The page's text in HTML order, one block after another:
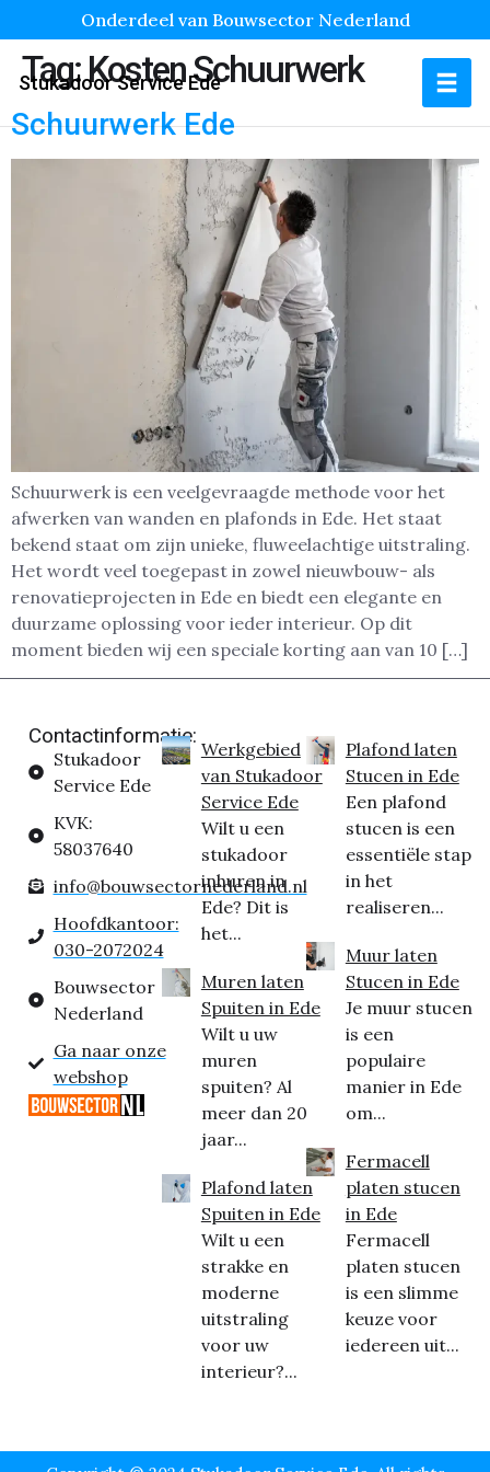
Onderdeel van Bouwsector Nederland
Stukadoor Service Ede
Tag:Kosten Schuurwerk
Schuurwerk Ede
Schuurwerk is een veelgevraagde methode voor het
afwerken van wanden en plafonds in Ede. Het staat
bekend staat om zijn unieke, fluweelachtige uitstraling.
Het wordt veel toegepast in zowel nieuwbouw- als
renovatieprojecten in Ede en biedt een elegante en
duurzame oplossing voor ieder interieur. Op dit
moment bieden wij een speciale korting aan van 10 […]
Contactinformatie:
Stukadoor
Service Ede
KVK:
58037640
info@bouwsectornederland.nl
Hoofdkantoor:
030-2072024
Bouwsector
Nederland
Ga naar onze
webshop
Werkgebied
van Stukadoor
Service Ede
Wilt u een
stukadoor
inhuren in
Ede? Dit is
het...
Muren laten
Spuiten in Ede
Wilt u uw
muren
spuiten? Al
meer dan 20
jaar...
Plafond laten
Spuiten in Ede
Wilt u een
strakke en
moderne
uitstraling
voor uw
interieur?...
Plafond laten
Stucen in Ede
Een plafond
stucen is een
essentiële stap
in het
realiseren...
Muur laten
Stucen in Ede
Je muur stucen
is een
populaire
manier in Ede
om...
Fermacell
platen stucen
in Ede
Fermacell
platen stucen
is een slimme
keuze voor
iedereen uit...